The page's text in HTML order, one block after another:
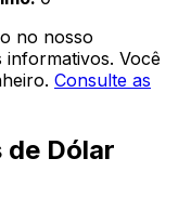
no nosso
informativos. Você
Consulte as
de Dólar